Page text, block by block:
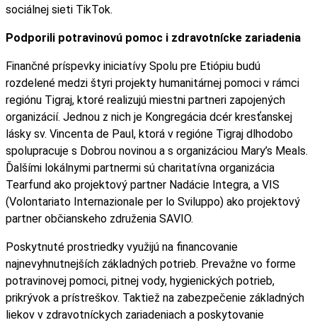
sociálnej sieti TikTok.
Podporili potravinovú pomoc i zdravotnícke zariadenia
Finančné príspevky iniciatívy Spolu pre Etiópiu budú
rozdelené medzi štyri projekty humanitárnej pomoci v rámci
regiónu Tigraj, ktoré realizujú miestni partneri zapojených
organizácií. Jednou z nich je Kongregácia dcér kresťanskej
lásky sv. Vincenta de Paul, ktorá v regióne Tigraj dlhodobo
spolupracuje s Dobrou novinou a s organizáciou Mary’s Meals.
Ďalšími lokálnymi partnermi sú charitatívna organizácia
Tearfund ako projektový partner Nadácie Integra, a VIS
(Volontariato Internazionale per lo Sviluppo) ako projektový
partner občianskeho združenia SAVIO.
Poskytnuté prostriedky využijú na financovanie
najnevyhnutnejších základných potrieb. Prevažne vo forme
potravinovej pomoci, pitnej vody, hygienických potrieb,
prikrývok a prístreškov. Taktiež na zabezpečenie základných
liekov v zdravotníckych zariadeniach a poskytovanie